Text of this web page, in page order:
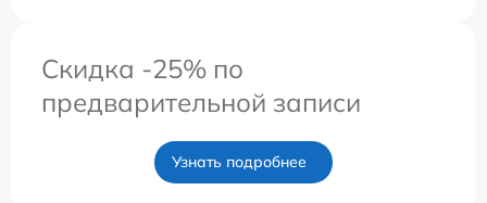
Скидка -25% по
предварительной записи
Узнать подробнее